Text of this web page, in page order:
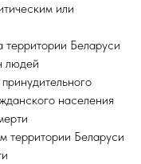
или
территории Беларуси
людей
населения
территории Беларуси